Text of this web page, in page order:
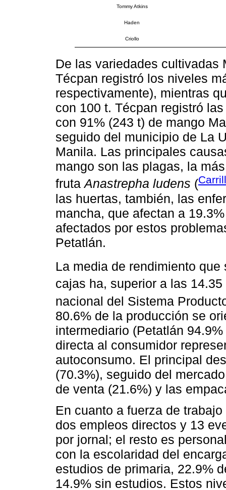
Tommy Atkins
Haden
Criollo
De las variedades cultivadas
Técpan registró los niveles
respectivamente), mientras
con 100 t. Técpan registró
con 91% (243 t) de mango
seguido del municipio de La
Manila. Las principales
mango son las plagas, la
frutaAnastrepha ludens (
las huertas, también, las
mancha, que afectan a
afectados por estos
Petatlán.
La media de rendimiento
cajas ha, superior a las 14.35
nacional del Sistema
80.6% de la producción se
intermediario (Petatlán
directa al consumidor
autoconsumo. El principal
(70.3%), seguido del
de venta (21.6%) y las
En cuanto a fuerza de
dos empleos directos y 13
por jornal; el resto es
con la escolaridad del
estudios de primaria, 22.9%
14.9% sin estudios. Estos